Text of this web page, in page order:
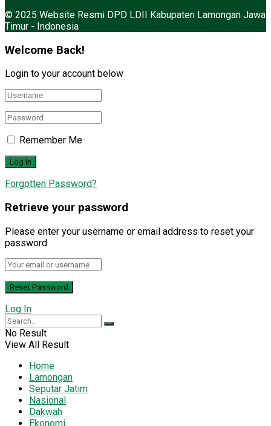
© 2025 Website Resmi DPD LDII Kabupaten Lamongan Jawa
Timur - Indonesia
Welcome Back!
Login to your account below
Remember Me
Forgotten Password?
Retrieve your password
Please enter your username or email address to reset your
password.
Log In
No Result
View All Result
Home
Lamongan
Seputar Jatim
Nasional
Dakwah
Ekonomi